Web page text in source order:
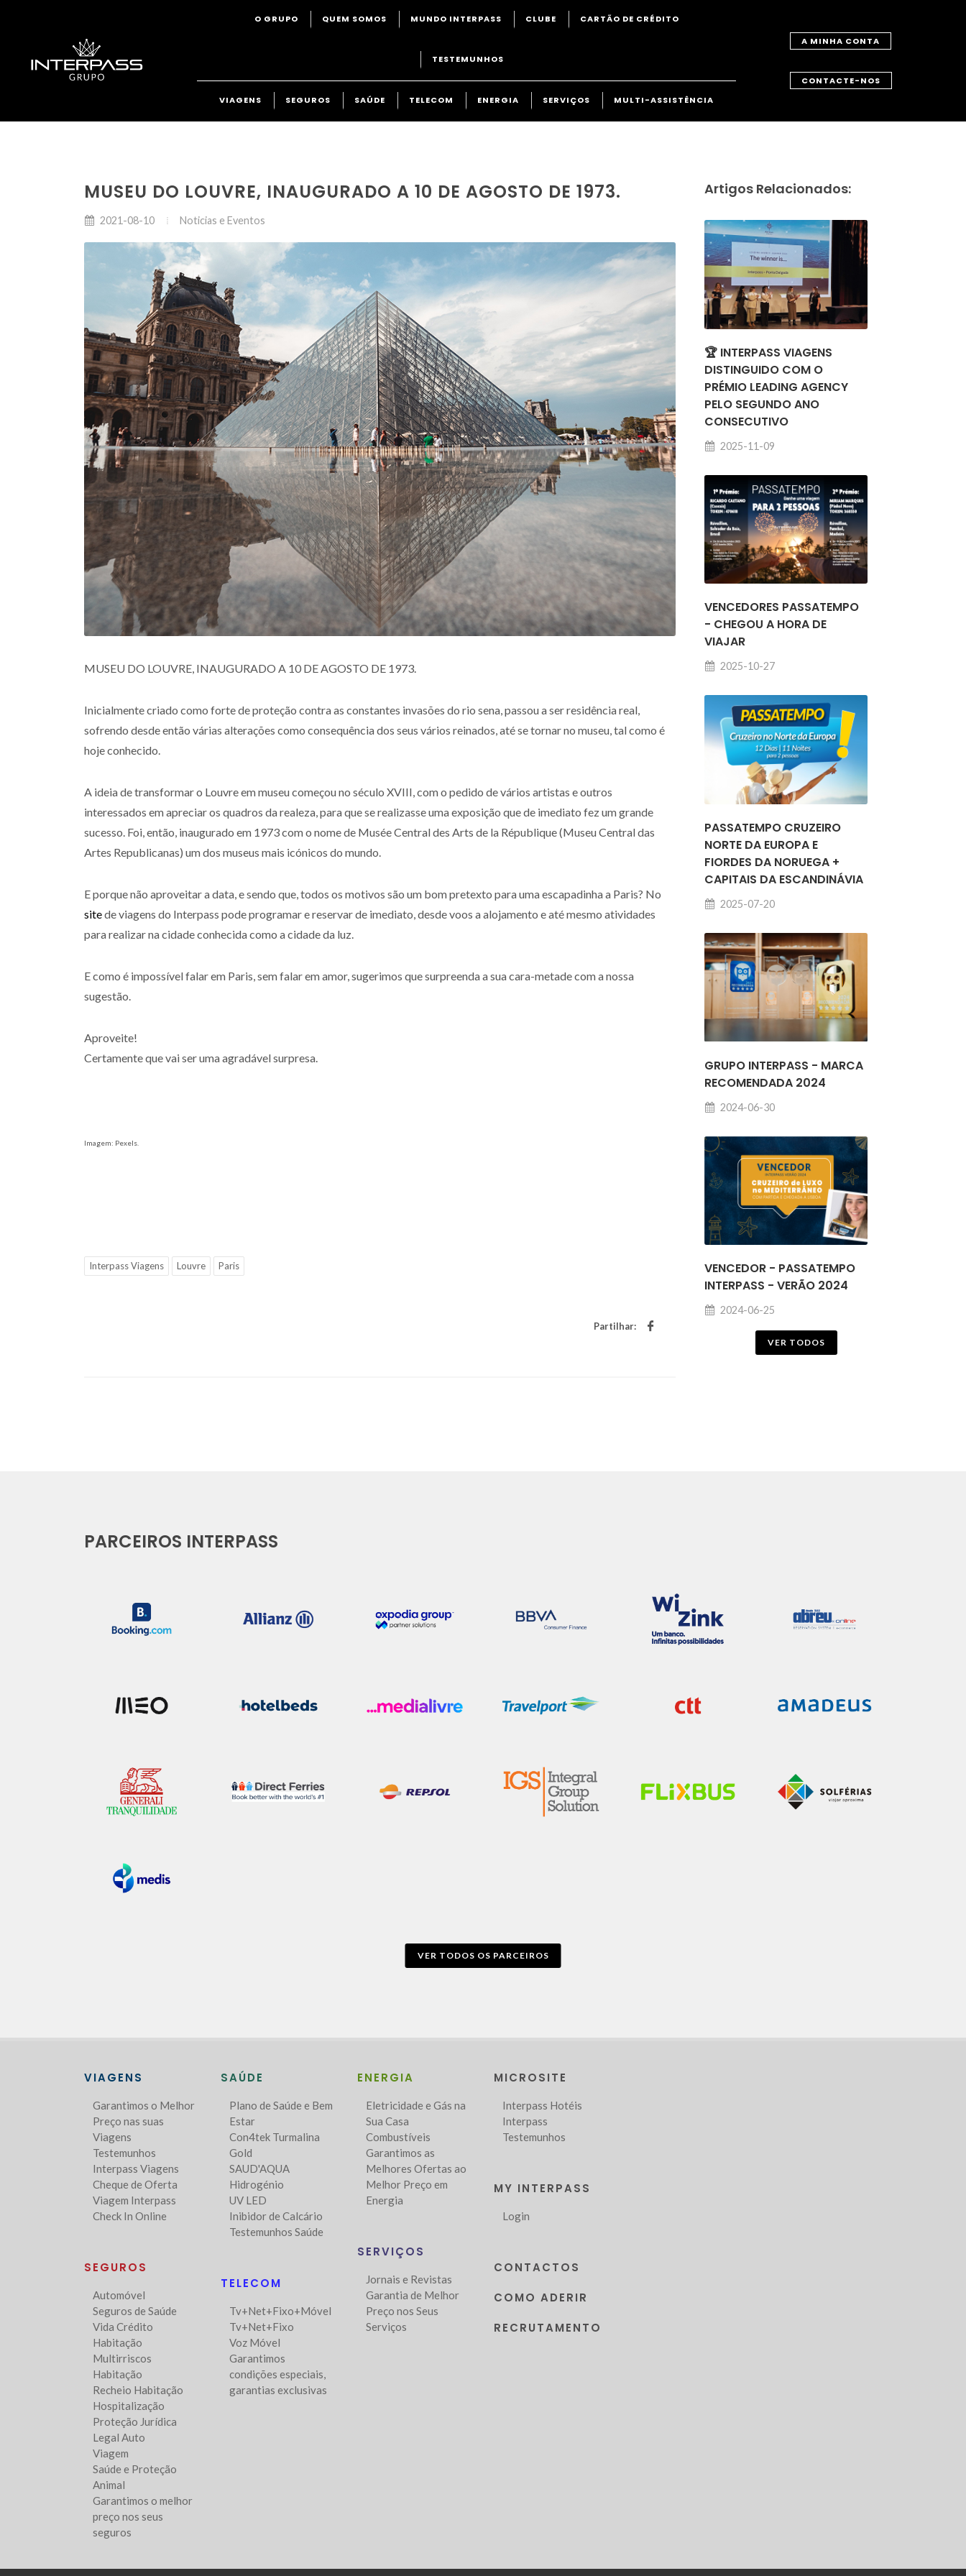
O GRUPO QUEM SOMOS MUNDO INTERPASS CLUBE CARTÃO DE CRÉDITO
TESTEMUNHOS
VIAGENS SEGUROS SAÚDE TELECOM ENERGIA SERVIÇOS MULTI-ASSISTÊNCIA
A MINHA CONTA
CONTACTE-NOS
MUSEU DO LOUVRE, INAUGURADO A 10 DE AGOSTO DE 1973.
2021-08-10 Noticias e Eventos
MUSEU DO LOUVRE, INAUGURADO A 10 DE AGOSTO DE 1973.
Inicialmente criado como forte de proteção contra as constantes invasões do rio sena, passou a ser residência real,
sofrendo desde então várias alterações como consequência dos seus vários reinados, até se tornar no museu, tal como é
hoje conhecido.
A ideia de transformar o Louvre em museu começou no século XVIII, com o pedido de vários artistas e outros
interessados em apreciar os quadros da realeza, para que se realizasse uma exposição que de imediato fez um grande
sucesso. Foi, então, inaugurado em 1973 com o nome de Musée Central des Arts de la République (Museu Central das
Artes Republicanas) um dos museus mais icónicos do mundo.
E porque não aproveitar a data, e sendo que, todos os motivos são um bom pretexto para uma escapadinha a Paris? No
sitede viagens do Interpass pode programar e reservar de imediato, desde voos a alojamento e até mesmo atividades
para realizar na cidade conhecida como a cidade da luz.
E como é impossível falar em Paris, sem falar em amor, sugerimos que surpreenda a sua cara-metade com a nossa
sugestão.
Aproveite!
Certamente que vai ser uma agradável surpresa.
Imagem: Pexels.
Interpass Viagens Louvre Paris
Partilhar:
Artigos Relacionados:
🏆 INTERPASS VIAGENS
DISTINGUIDO COM O
PRÉMIO LEADING AGENCY
PELO SEGUNDO ANO
CONSECUTIVO
2025-11-09
VENCEDORES PASSATEMPO
- CHEGOU A HORA DE
VIAJAR
2025-10-27
PASSATEMPO CRUZEIRO
NORTE DA EUROPA E
FIORDES DA NORUEGA +
CAPITAIS DA ESCANDINÁVIA
2025-07-20
GRUPO INTERPASS - MARCA
RECOMENDADA 2024
2024-06-30
VENCEDOR - PASSATEMPO
INTERPASS - VERÃO 2024
2024-06-25
VER TODOS
PARCEIROS INTERPASS
VER TODOS OS PARCEIROS
VIAGENS
Garantimos o Melhor
Preço nas suas
Viagens
Testemunhos
Interpass Viagens
Cheque de Oferta
Viagem Interpass
Check In Online
SEGUROS
Automóvel
Seguros de Saúde
Vida Crédito
Habitação
Multirriscos
Habitação
Recheio Habitação
Hospitalização
Proteção Jurídica
Legal Auto
Viagem
Saúde e Proteção
Animal
Garantimos o melhor
preço nos seus
seguros
SAÚDE
Plano de Saúde e Bem
Estar
Con4tek Turmalina
Gold
SAUD'AQUA
Hidrogénio
UV LED
Inibidor de Calcário
Testemunhos Saúde
TELECOM
Tv+Net+Fixo+Móvel
Tv+Net+Fixo
Voz Móvel
Garantimos
condições especiais,
garantias exclusivas
ENERGIA
Eletricidade e Gás na
Sua Casa
Combustíveis
Garantimos as
Melhores Ofertas ao
Melhor Preço em
Energia
SERVIÇOS
Jornais e Revistas
Garantia de Melhor
Preço nos Seus
Serviços
MICROSITE
Interpass Hotéis
Interpass
Testemunhos
MY INTERPASS
Login
CONTACTOS
COMO ADERIR
RECRUTAMENTO